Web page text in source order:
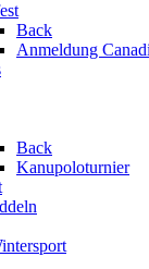
Back
Anmeldung
Back
Kanupoloturnier